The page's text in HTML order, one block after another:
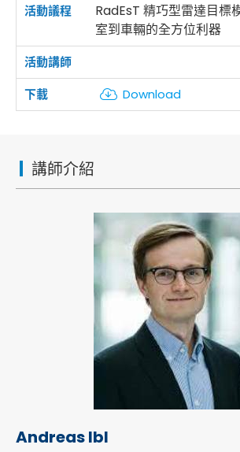
RadEsT 精巧型雷達目標
室到車輛的全方位利器
Download
講師介紹
Andreas Ibl